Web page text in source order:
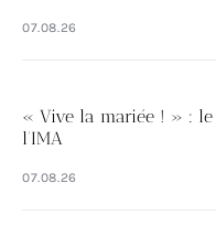
07.08.26
« Vive la mariée ! » : le
l’IMA
07.08.26